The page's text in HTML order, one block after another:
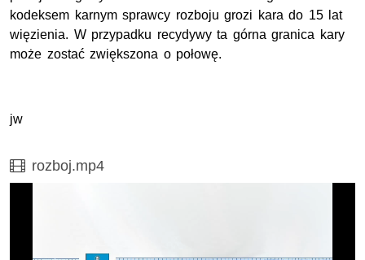
kodeksem karnym sprawcy rozboju grozi kara do 15 lat
więzienia. W przypadku recydywy ta górna granica kary
może zostać zwiększona o połowę.
jw
Film
rozboj.mp4